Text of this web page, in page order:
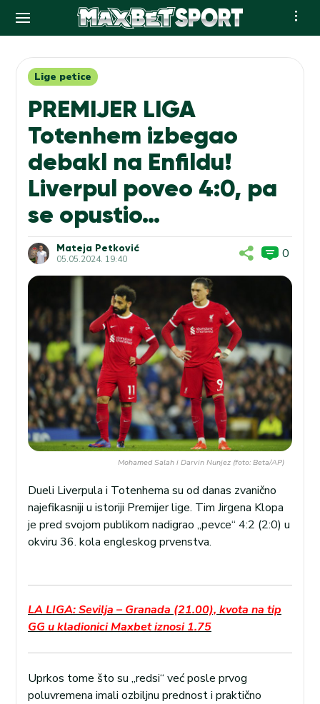
contentLige petice
PREMIJER LIGA
Totenhem izbegao
debakl na Enfildu!
Liverpul poveo 4:0, pa
se opustio…
Mateja Petković
05.05.2024. 19:40 0
Mohamed Salah i Darvin Nunjez (foto: Beta/AP)
Dueli Liverpula i Totenhema su od danas zvanično
najefikasniji u istoriji Premijer lige. Tim Jirgena Klopa
je pred svojom publikom nadigrao „pevce“ 4:2 (2:0) u
okviru 36. kola engleskog prvenstva.
LA LIGA: Sevilja – Granada (21.00), kvota na tip
GG u kladionici Maxbet iznosi 1.75
Uprkos tome što su „redsi“ već posle prvog
poluvremena imali ozbiljnu prednost i praktično